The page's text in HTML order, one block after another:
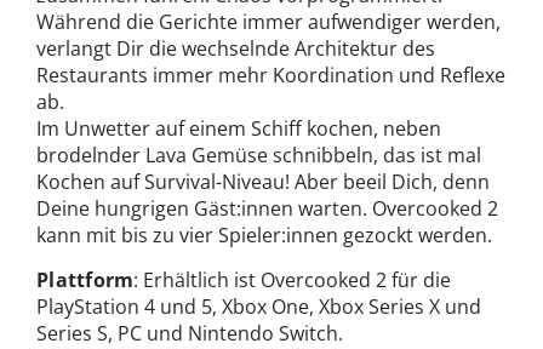
Während die Gerichte immer aufwendiger werden,
verlangt Dir die wechselnde Architektur des
Restaurants immer mehr Koordination und Reflexe
ab.
Im Unwetter auf einem Schiff kochen, neben
brodelnder Lava Gemüse schnibbeln, das ist mal
Kochen auf Survival-Niveau! Aber beeil Dich, denn
Deine hungrigen Gäst:innen warten. Overcooked 2
kann mit bis zu vier Spieler:innen gezockt werden.
Plattform: Erhältlich ist Overcooked 2 für die
PlayStation 4 und 5, Xbox One, Xbox Series X und
Series S, PC und Nintendo Switch.